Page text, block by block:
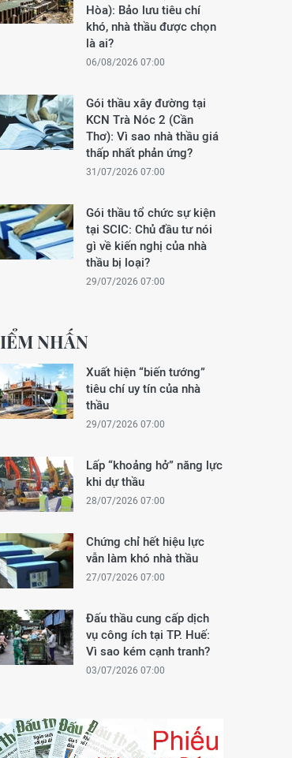
Hòa): Bảo lưu tiêu chí
khó, nhà thầu được chọn
là ai?
06/08/2026 07:00
Gói thầu xây đường tại
KCN Trà Nóc 2 (Cần
Thơ): Vì sao nhà thầu giá
thấp nhất phản ứng?
31/07/2026 07:00
Gói thầu tổ chức sự kiện
tại SCIC: Chủ đầu tư nói
gì về kiến nghị của nhà
thầu bị loại?
29/07/2026 07:00
ĐIỂM NHẤN
Xuất hiện “biến tướng”
tiêu chí uy tín của nhà
thầu
29/07/2026 07:00
Lấp “khoảng hở” năng lực
khi dự thầu
28/07/2026 07:00
Chứng chỉ hết hiệu lực
vẫn làm khó nhà thầu
27/07/2026 07:00
Đấu thầu cung cấp dịch
vụ công ích tại TP. Huế:
Vì sao kém cạnh tranh?
03/07/2026 07:00